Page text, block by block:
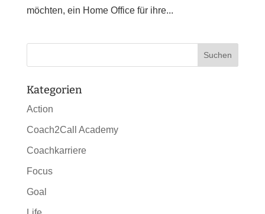
möchten, ein Home Office für ihre...
Kategorien
Action
Coach2Call Academy
Coachkarriere
Focus
Goal